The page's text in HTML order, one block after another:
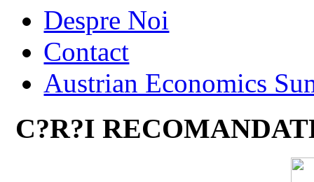
Despre Noi
Contact
Austrian Economics
C?R?I